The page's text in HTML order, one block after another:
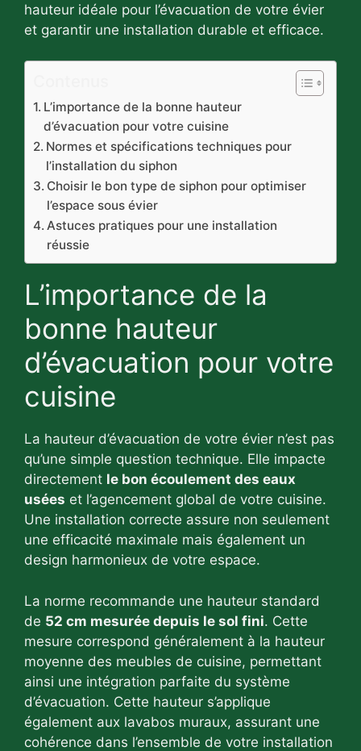
hauteur idéale pour l’évacuation de votre évier
et garantir une installation durable et efficace.
L’importance de la bonne hauteur
d’évacuation pour votre cuisine
Normes et spécifications techniques pour
l’installation du siphon
Choisir le bon type de siphon pour optimiser
l’espace sous évier
Astuces pratiques pour une installation
réussie
L’importance de la
bonne hauteur
d’évacuation pour votre
cuisine
La hauteur d’évacuation de votre évier n’est pas
qu’une simple question technique. Elle impacte
directement le bon écoulement des eaux
usées et l’agencement global de votre cuisine.
Une installation correcte assure non seulement
une efficacité maximale mais également un
design harmonieux de votre espace.
La norme recommande une hauteur standard
de 52 cm mesurée depuis le sol fini. Cette
mesure correspond généralement à la hauteur
moyenne des meubles de cuisine, permettant
ainsi une intégration parfaite du système
d’évacuation. Cette hauteur s’applique
également aux lavabos muraux, assurant une
cohérence dans l’ensemble de votre installation